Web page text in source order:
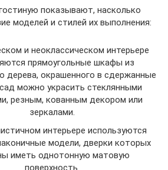
показывают, насколько
моделей и стилей их выполнения:
и неоклассическом интерьере
прямоугольные шкафы из
дерева, окрашенного в сдержанные
можно украсить стеклянными
резным, кованным декором или
зеркалами.
интерьере используются
модели, дверки которых
иметь однотонную матовую
поверхность.